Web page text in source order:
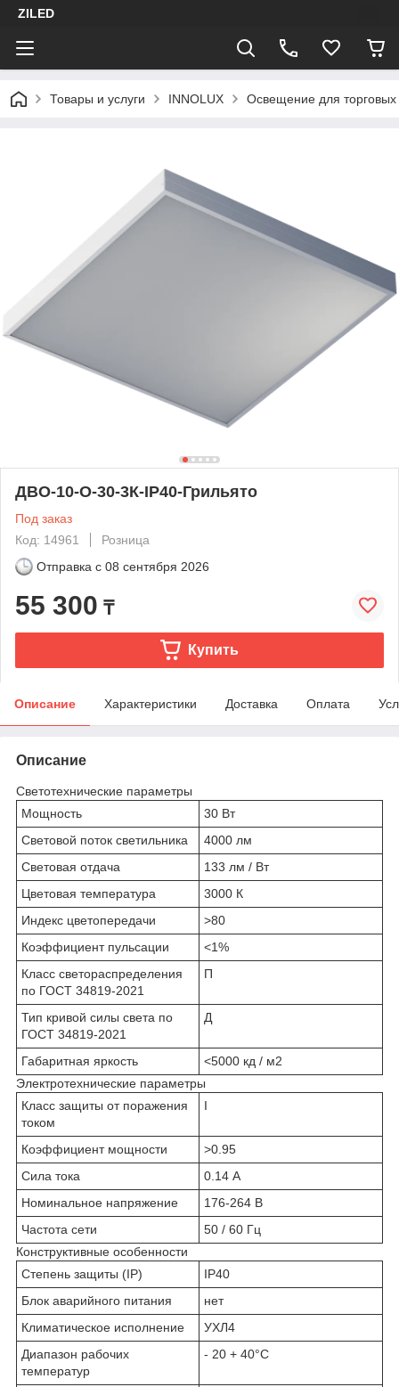
ZILED
Товары и услуги INNOLUX Освещение для торговых
ДВО-10-О-30-3К-IP40-Грильято
Под заказ
Код: 14961
Розница
Отправка с 08 сентября 2026
55 300 ₸
Купить
Описание Характеристики Доставка Оплата
Описание
Светотехнические параметры
Мощность
30 Вт
Световой поток светильника
4000 лм
Световая отдача
133 лм / Вт
Цветовая температура
3000 К
Индекс цветопередачи
>80
Коэффициент пульсации
<1%
Класс светораспределения
по ГОСТ 34819-2021
П
Тип кривой силы света по
ГОСТ 34819-2021
Д
Габаритная яркость
<5000 кд / м2
Электротехнические параметры
Класс защиты от поражения
током
I
Коэффициент мощности
>0.95
Сила тока
0.14 А
Номинальное напряжение
176-264 В
Частота сети
50 / 60 Гц
Конструктивные особенности
Степень защиты (IP)
IP40
Блок аварийного питания
нет
Климатическое исполнение
УХЛ4
Диапазон рабочих
температур
- 20 + 40°C